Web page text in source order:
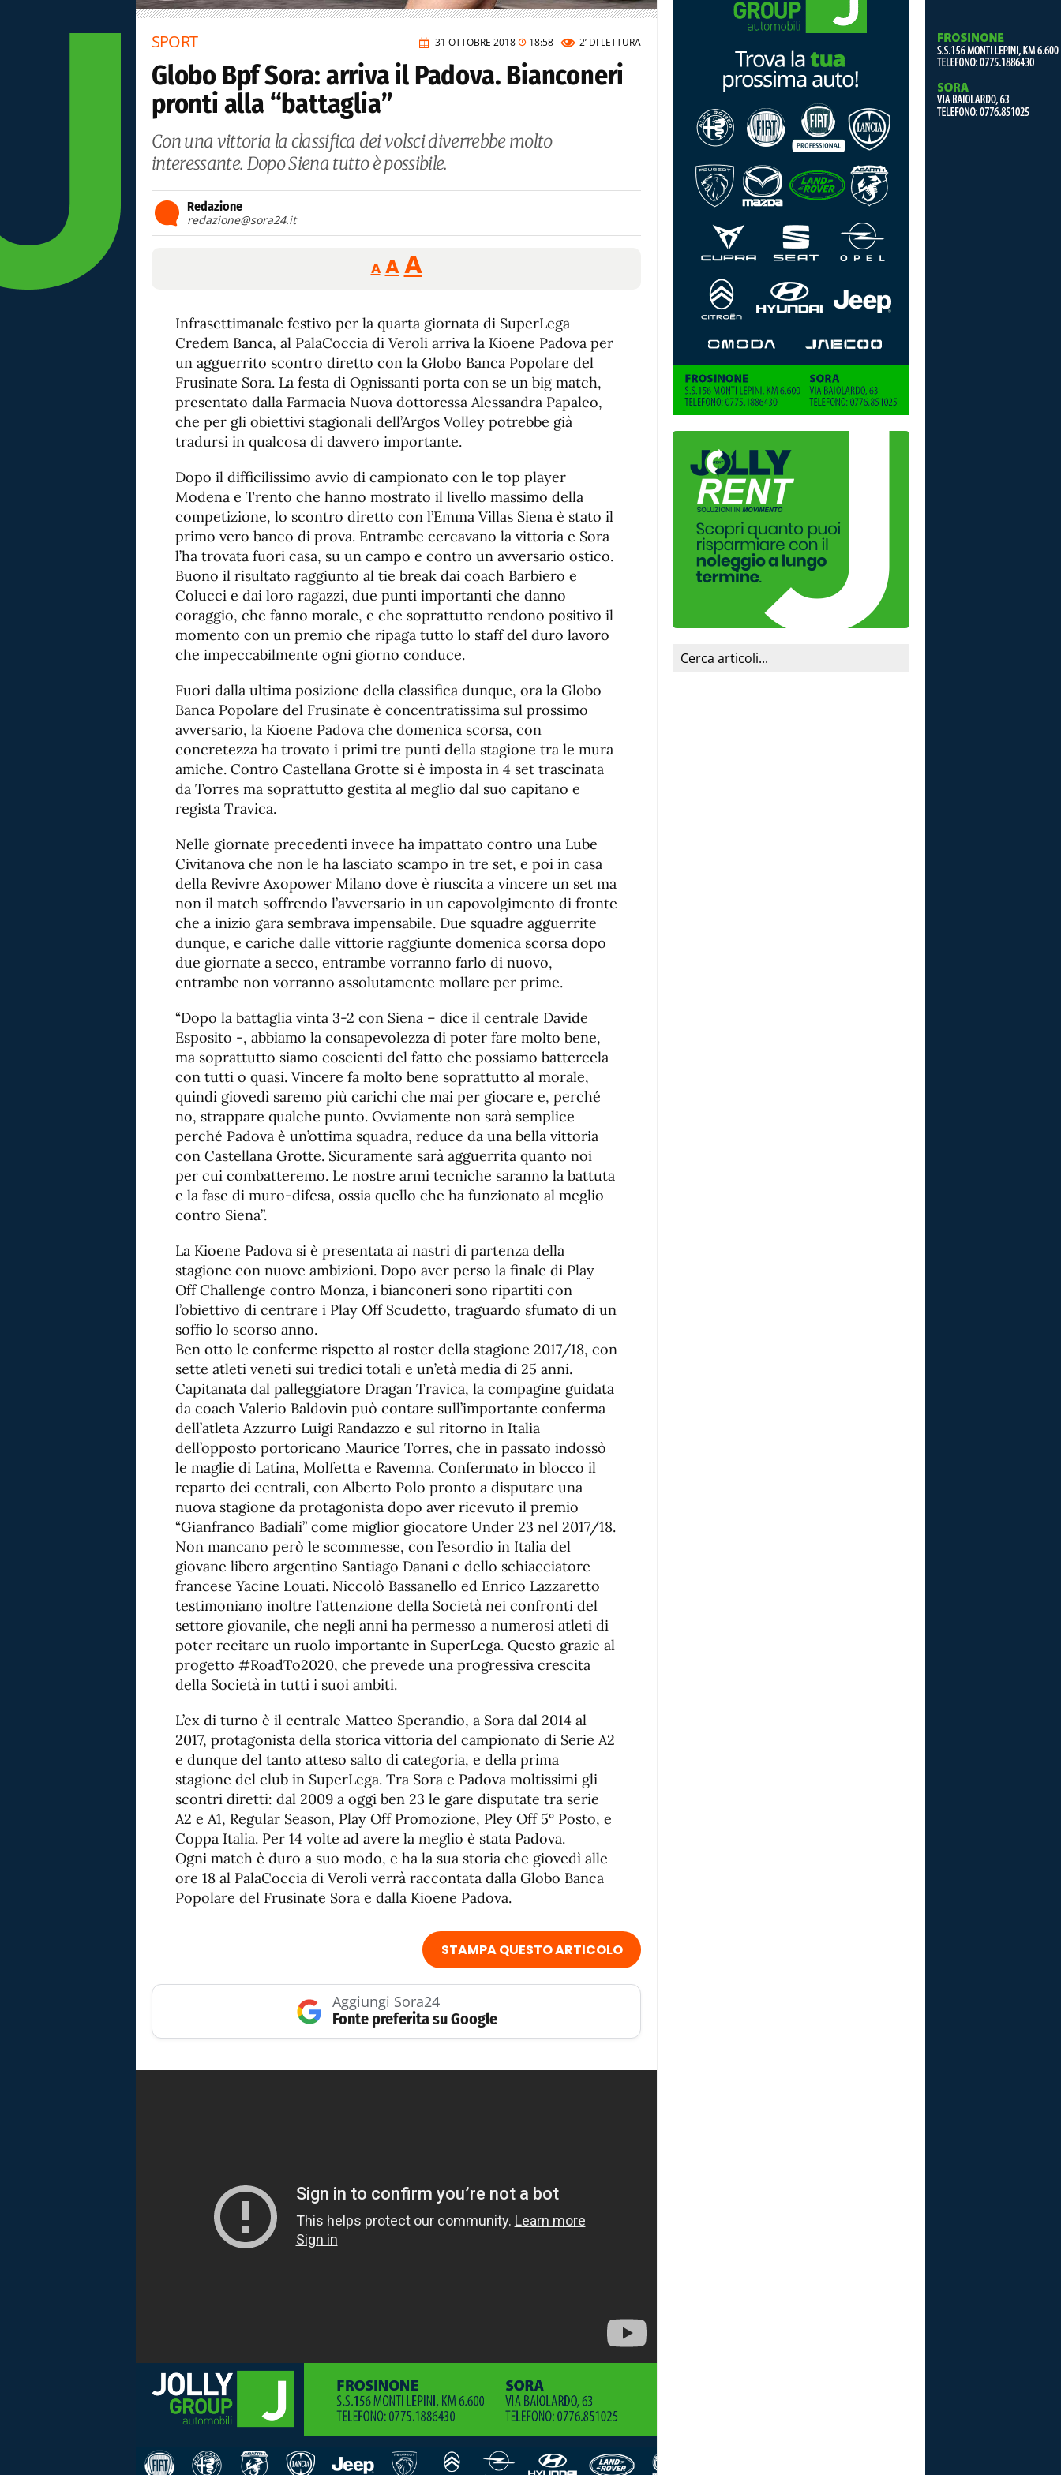
31 OTTOBRE 2018 18:58 2’ DI LETTURA
SPORT
Globo Bpf Sora: arriva il Padova. Bianconeri
pronti alla “battaglia”
Con una vittoria la classifica dei volsci diverrebbe molto
interessante. Dopo Siena tutto è possibile.
Redazione
redazione@sora24.it
A
Reducir
tamaño
A Restablecer
tamaño
de
fuente
AAumentar
de
fuente.
Infrasettimanale festivo per la quarta giornata di SuperLega
Credem Banca, al PalaCoccia di Veroli arriva la Kioene Padova per
un agguerrito scontro diretto con la Globo Banca Popolare del
Frusinate Sora. La festa di Ognissanti porta con se un big match,
presentato dalla Farmacia Nuova dottoressa Alessandra Papaleo,
che per gli obiettivi stagionali dell’Argos Volley potrebbe già
tradursi in qualcosa di davvero importante.
Dopo il difficilissimo avvio di campionato con le top player
Modena e Trento che hanno mostrato il livello massimo della
competizione, lo scontro diretto con l’Emma Villas Siena è stato il
primo vero banco di prova. Entrambe cercavano la vittoria e Sora
l’ha trovata fuori casa, su un campo e contro un avversario ostico.
Buono il risultato raggiunto al tie break dai coach Barbiero e
Colucci e dai loro ragazzi, due punti importanti che danno
coraggio, che fanno morale, e che soprattutto rendono positivo il
momento con un premio che ripaga tutto lo staff del duro lavoro
che impeccabilmente ogni giorno conduce.
Fuori dalla ultima posizione della classifica dunque, ora la Globo
Banca Popolare del Frusinate è concentratissima sul prossimo
avversario, la Kioene Padova che domenica scorsa, con
concretezza ha trovato i primi tre punti della stagione tra le mura
amiche. Contro Castellana Grotte si è imposta in 4 set trascinata
da Torres ma soprattutto gestita al meglio dal suo capitano e
regista Travica.
Nelle giornate precedenti invece ha impattato contro una Lube
Civitanova che non le ha lasciato scampo in tre set, e poi in casa
della Revivre Axopower Milano dove è riuscita a vincere un set ma
non il match soffrendo l’avversario in un capovolgimento di fronte
che a inizio gara sembrava impensabile. Due squadre agguerrite
dunque, e cariche dalle vittorie raggiunte domenica scorsa dopo
due giornate a secco, entrambe vorranno farlo di nuovo,
entrambe non vorranno assolutamente mollare per prime.
“Dopo la battaglia vinta 3-2 con Siena – dice il centrale Davide
Esposito -, abbiamo la consapevolezza di poter fare molto bene,
ma soprattutto siamo coscienti del fatto che possiamo battercela
con tutti o quasi. Vincere fa molto bene soprattutto al morale,
quindi giovedì saremo più carichi che mai per giocare e, perché
no, strappare qualche punto. Ovviamente non sarà semplice
perché Padova è un’ottima squadra, reduce da una bella vittoria
con Castellana Grotte. Sicuramente sarà agguerrita quanto noi
per cui combatteremo. Le nostre armi tecniche saranno la battuta
e la fase di muro-difesa, ossia quello che ha funzionato al meglio
contro Siena”.
La Kioene Padova si è presentata ai nastri di partenza della
stagione con nuove ambizioni. Dopo aver perso la finale di Play
Off Challenge contro Monza, i bianconeri sono ripartiti con
l’obiettivo di centrare i Play Off Scudetto, traguardo sfumato di un
soffio lo scorso anno.
Ben otto le conferme rispetto al roster della stagione 2017/18, con
sette atleti veneti sui tredici totali e un’età media di 25 anni.
Capitanata dal palleggiatore Dragan Travica, la compagine guidata
da coach Valerio Baldovin può contare sull’importante conferma
dell’atleta Azzurro Luigi Randazzo e sul ritorno in Italia
dell’opposto portoricano Maurice Torres, che in passato indossò
le maglie di Latina, Molfetta e Ravenna. Confermato in blocco il
reparto dei centrali, con Alberto Polo pronto a disputare una
nuova stagione da protagonista dopo aver ricevuto il premio
“Gianfranco Badiali” come miglior giocatore Under 23 nel 2017/18.
Non mancano però le scommesse, con l’esordio in Italia del
giovane libero argentino Santiago Danani e dello schiacciatore
francese Yacine Louati. Niccolò Bassanello ed Enrico Lazzaretto
testimoniano inoltre l’attenzione della Società nei confronti del
settore giovanile, che negli anni ha permesso a numerosi atleti di
poter recitare un ruolo importante in SuperLega. Questo grazie al
progetto #RoadTo2020, che prevede una progressiva crescita
della Società in tutti i suoi ambiti.
L’ex di turno è il centrale Matteo Sperandio, a Sora dal 2014 al
2017, protagonista della storica vittoria del campionato di Serie A2
e dunque del tanto atteso salto di categoria, e della prima
stagione del club in SuperLega. Tra Sora e Padova moltissimi gli
scontri diretti: dal 2009 a oggi ben 23 le gare disputate tra serie
A2 e A1, Regular Season, Play Off Promozione, Pley Off 5° Posto, e
Coppa Italia. Per 14 volte ad avere la meglio è stata Padova.
Ogni match è duro a suo modo, e ha la sua storia che giovedì alle
ore 18 al PalaCoccia di Veroli verrà raccontata dalla Globo Banca
Popolare del Frusinate Sora e dalla Kioene Padova.
STAMPA QUESTO ARTICOLO
Aggiungi Sora24
Fonte preferita su Google